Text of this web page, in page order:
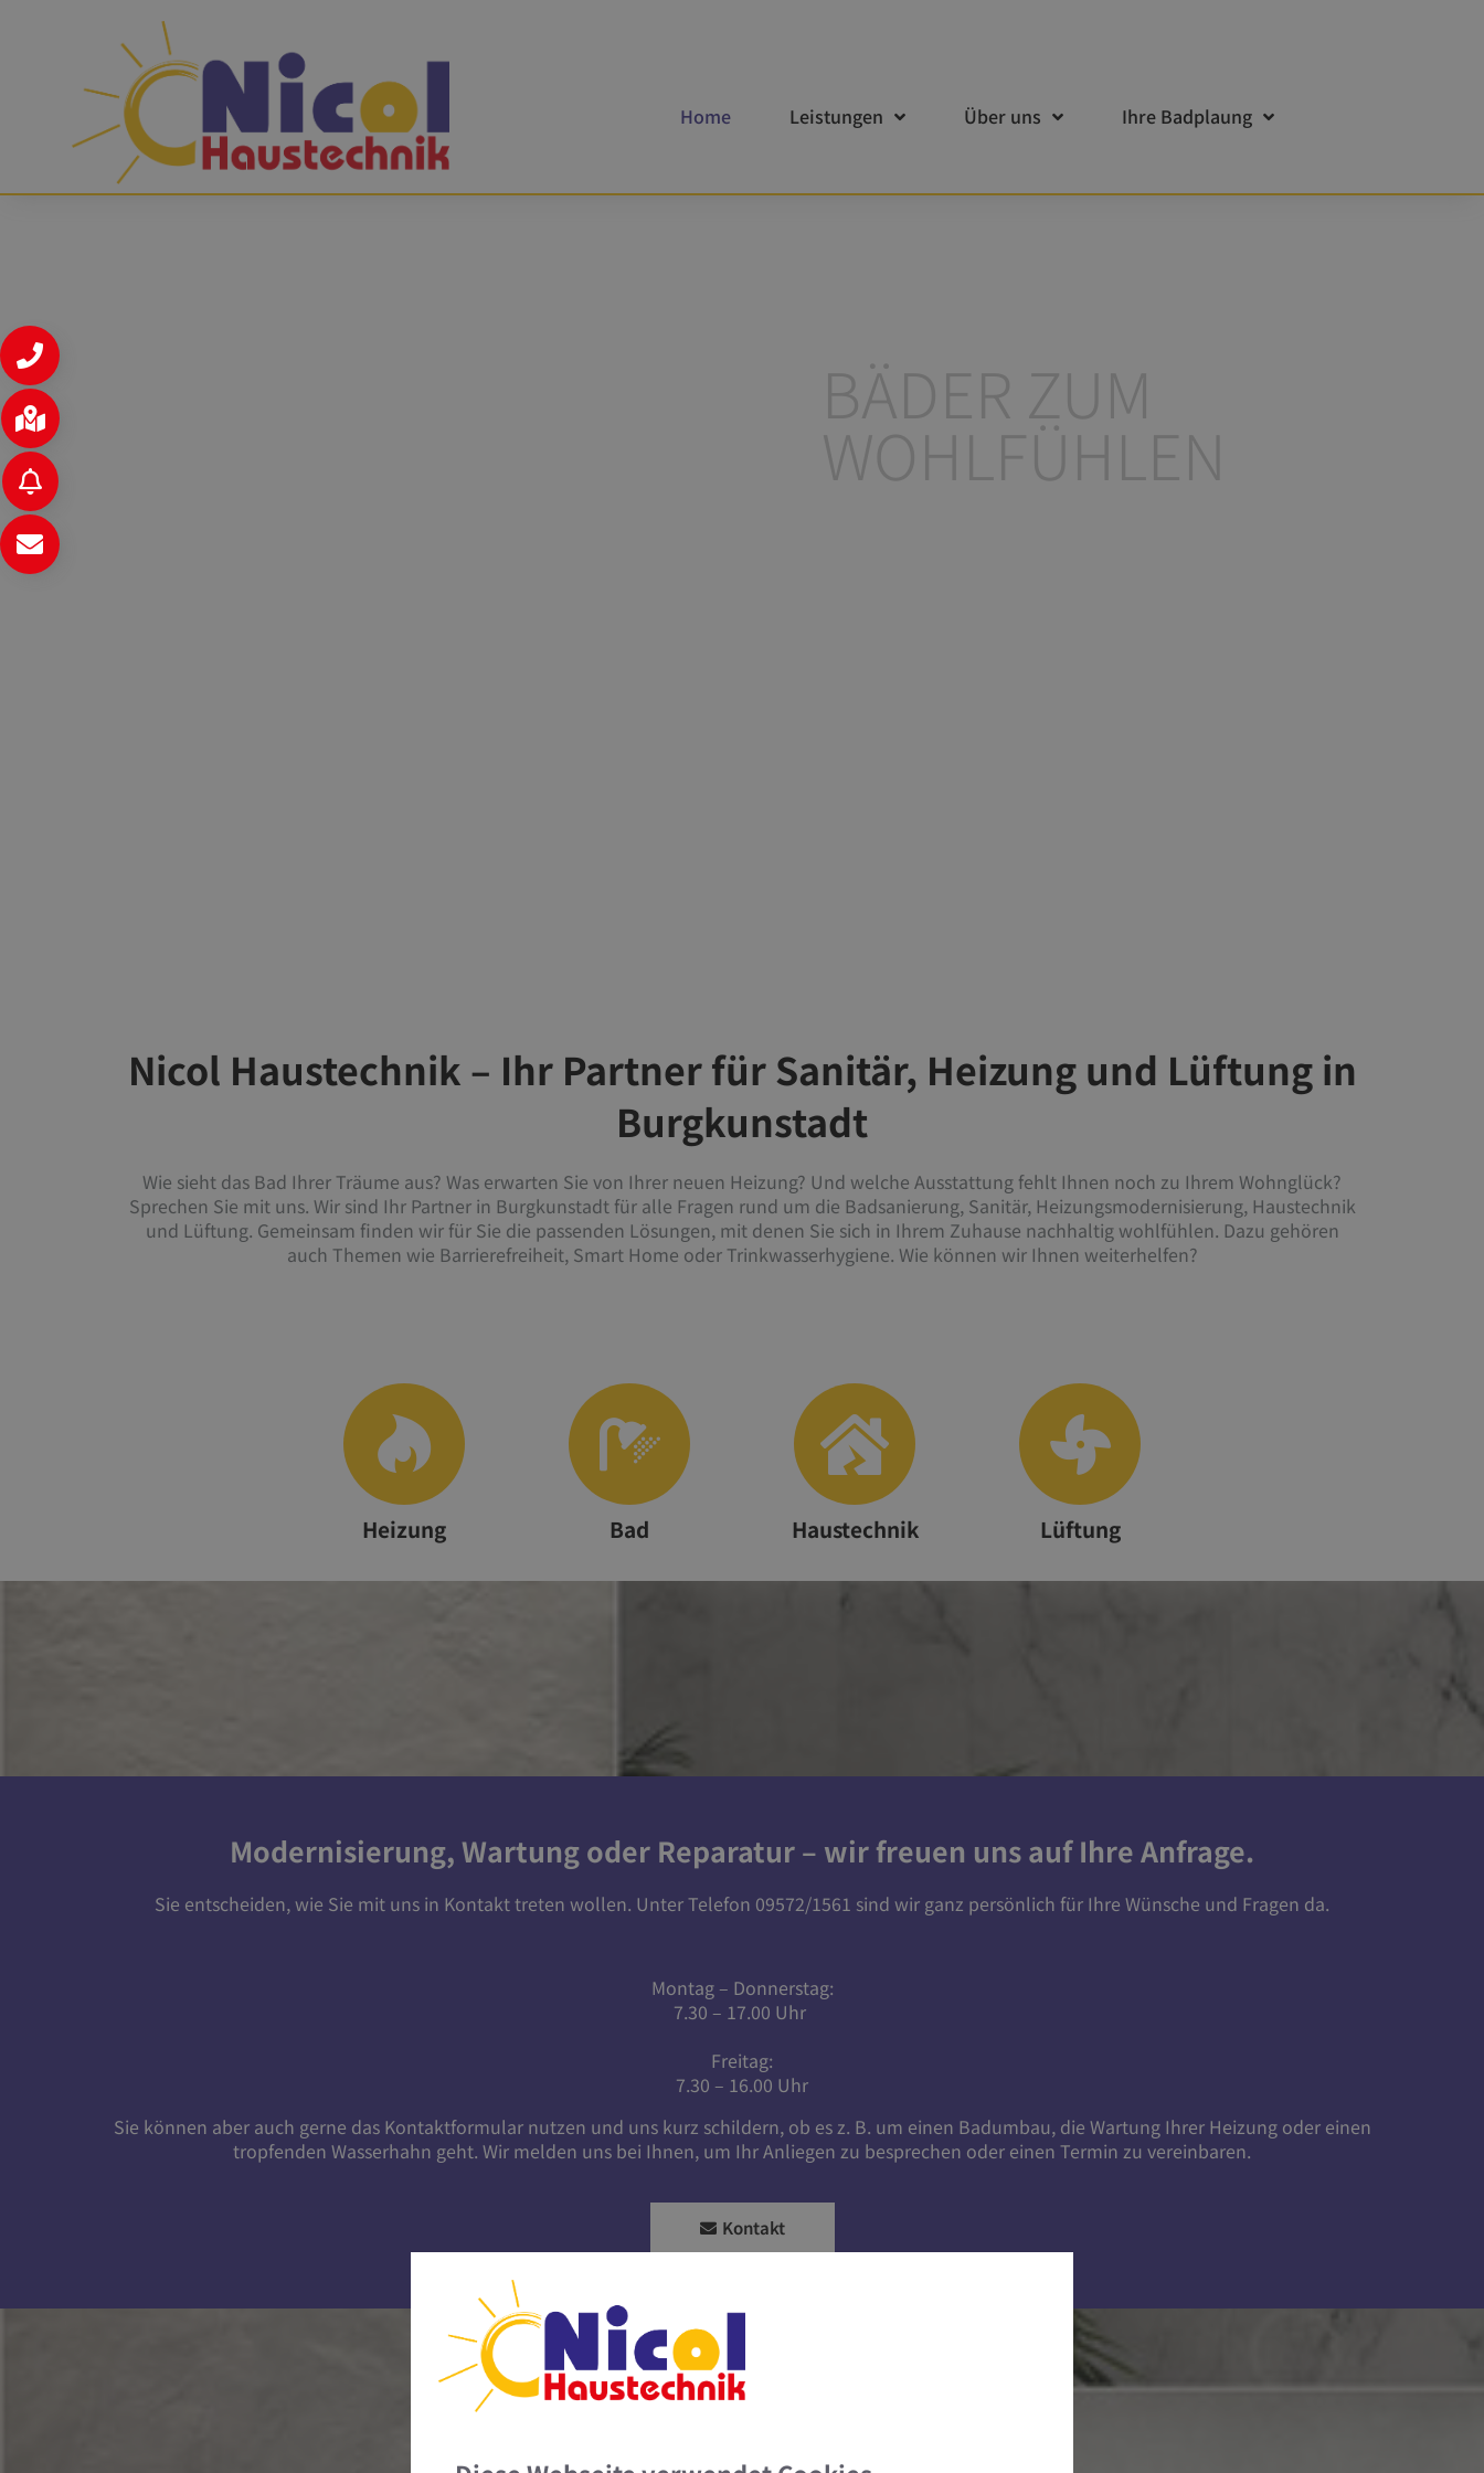
Home Leistungen Über uns Ihre Badplaung
Nicol Haustechnik – Ihr Partner für Sanitär, Heizung und Lüftung in
Burgkunstadt
Wie sieht das Bad Ihrer Träume aus? Was erwarten Sie von Ihrer neuen Heizung? Und welche Ausstattung fehlt Ihnen noch zu Ihrem Wohnglück?
Sprechen Sie mit uns. Wir sind Ihr Partner in Burgkunstadt für alle Fragen rund um die Badsanierung, Sanitär, Heizungsmodernisierung, Haustechnik
und Lüftung. Gemeinsam finden wir für Sie die passenden Lösungen, mit denen Sie sich in Ihrem Zuhause nachhaltig wohlfühlen. Dazu gehören
auch Themen wie Barrierefreiheit, Smart Home oder Trinkwasserhygiene. Wie können wir Ihnen weiterhelfen?
Heizung Bad Haustechnik Lüftung
Modernisierung, Wartungoder Reparatur– wir freuen uns auf Ihre Anfrage.
Sie entscheiden, wie Sie mit uns in Kontakt treten wollen. Unter Telefon 09572/1561 sind wir ganz persönlich für Ihre Wünsche und Fragen da.
Montag – Donnerstag:
7.30 – 17.00 Uhr
Freitag:
7.30 – 16.00 Uhr
Sie können aber auch gerne das Kontaktformular nutzen und uns kurz schildern, ob es z. B. um einen Badumbau, die Wartung Ihrer Heizungoder einen
tropfenden Wasserhahn geht. Wir melden uns bei Ihnen, um Ihr Anliegen zu besprechen oder einen Termin zu vereinbaren.
Kontakt